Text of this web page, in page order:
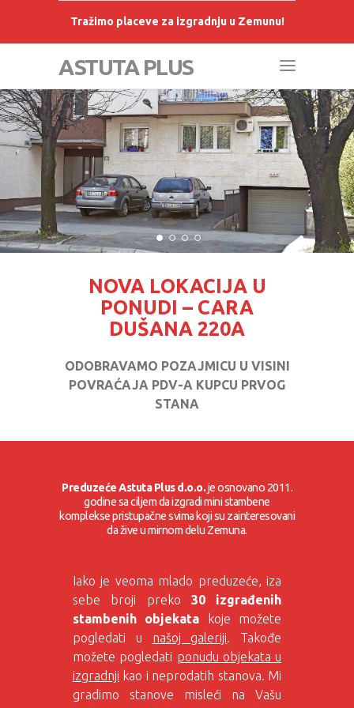
Tražimo placeve za izgradnju u Zemunu!
ASTUTA PLUS
NOVA LOKACIJA U
PONUDI – CARA
DUŠANA 220A
ODOBRAVAMO POZAJMICU U VISINI
POVRAĆAJA PDV-A KUPCU PRVOG
STANA
Preduzeće Astuta Plus d.o.o.je osnovano 2011.
godine sa ciljem da izgradi mini stambene
komplekse pristupačne svima koji su zainteresovani
da žive u mirnom delu Zemuna.
Iako je veoma mlado preduzeće, iza
sebe broji preko 30 izgrađenih
stambenih objekata koje možete
pogledati u našoj galeriji. Takođe
možete pogledati ponudu objekata u
izgradnji kao i neprodatih stanova. Mi
gradimo stanove misleći na Vašu